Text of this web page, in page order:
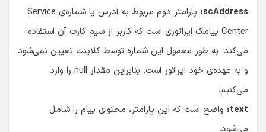
scAddress:
پارامتر دوم مربوط به آدرس یا شماره‌ی Service
Center پیامک اپراتوری است که کاربر از سیم کارت آن استفاده
می‌کند. به طور معمول این شماره توسط کلاینت تعیین نمی‌شود
و به عهده‌ی خود اپراتور است. بنابراین مقدار null را وارد
می‌کنیم.
text: واضح است که این پارامتر، محتوای پیام را شامل
می‌شود.